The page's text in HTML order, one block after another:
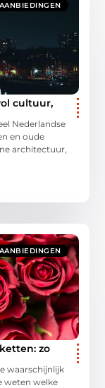
AANBIEDINGEN
cultuur,
Nederlandse
en oude
architectuur,
AANBIEDINGEN
zo
waarschijnlijk
weten welke